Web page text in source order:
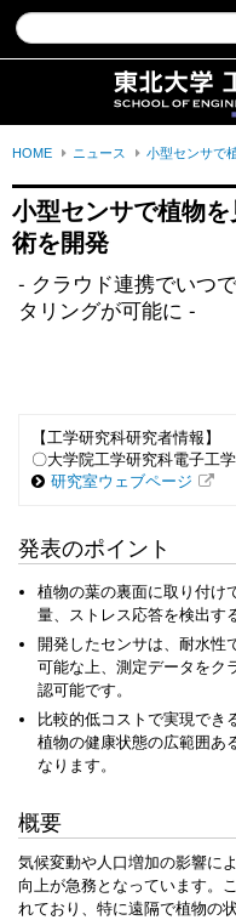
HOME ニュース 小型センサで
小型センサで植物
術を開発
- クラウド連携でいつ
タリングが可能に -
【工学研究科研究者情報】
〇大学院工学研究科電子
研究室ウェブページ
発表のポイント
植物の葉の裏面に取り付け
量、ストレス応答を検出す
開発したセンサは、耐水性
可能な上、測定データをク
認可能です。
比較的低コストで実現でき
植物の健康状態の広範囲あ
なります。
概要
気候変動や人口増加の影響に
向上が急務となっています。
れており、特に遠隔で植物の